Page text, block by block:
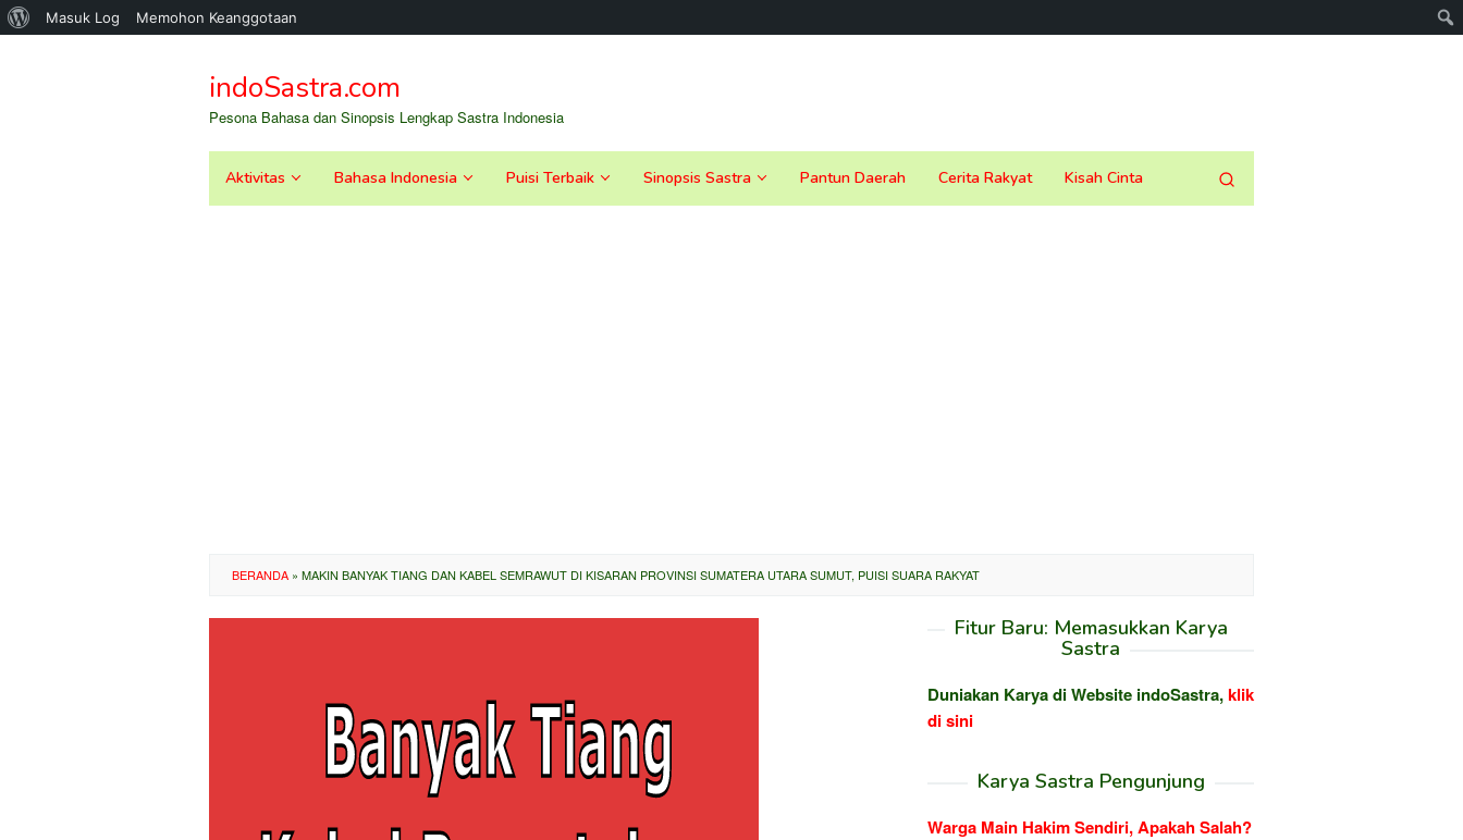
Tentang
Masuk Log Memohon Keanggotaan
kontenindoSastra.com
Pesona Bahasa dan Sinopsis Lengkap Sastra Indonesia
Aktivitas Bahasa Indonesia Puisi Terbaik Sinopsis Sastra Pantun Daerah Cerita Rakyat Kisah Cinta
BERANDA » MAKIN BANYAK TIANG DAN KABEL SEMRAWUT DI KISARAN PROVINSI SUMATERA UTARA SUMUT, PUISI SUARA RAKYAT
Fitur Baru: Memasukkan Karya
Sastra
Duniakan Karya di Website indoSastra,klik
di sini
Karya Sastra Pengunjung
Warga Main Hakim Sendiri, Apakah Salah?